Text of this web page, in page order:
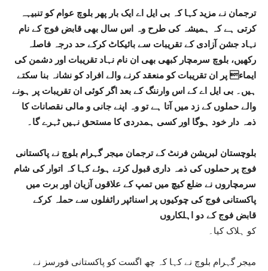
ترجمان نے مزید کہا کہ بی ایل اے ایک بار پھر بلوچ عوام کو تنبیہہ
کرتی ہے کہ ہمیشہ کی طرح وہ اس سال بھی قابض فوج کے نام
نہاد جشن آزادی کے تقریبات سے بائیکاٹ کرکے حد درجہ فاصلہ
رکھیں، بلوچ سرمچار کبھی بھی ان نام نہاد تقریبات اور دشمن کی
ایماء پر ان تقریبات کو منعقد کرنے والے افراد کو نشانہ بنا سکتے
ہیں۔ بی ایل اے کے اس وارننگ کے بعد اگر کوئی ان تقریبات پر ہونے
والے حملوں کے زد میں آتا ہے تو وہ اپنے جانی و مالی نقصانات کا
ذمہ دار خود ہوگا اور کسی ہمدردی کا مستحق نہیں ٹہرے گا۔
بلوچستان لبریشن فرنٹ کے ترجمان میجر گہرام بلوچ نے پاکستانی
فوج پر حملوں کی ذمہ داری قبول کرتے ہوئے کہا کہ اتوار کی شام
سرمچاروں نے ضلع کیچ میں تمپ کے علاقوں آزیان اور برت میں
پاکستانی فوج کی چوکیوں پر اسنائپر رائفلوں سے حملہ کرکے
قابض فوج کے دو اہلکاروں
کو ہلاک کیا۔
میجر گہرام بلوچ نے کہا کہ چھ اگست کو پاکستانی فورسز نے